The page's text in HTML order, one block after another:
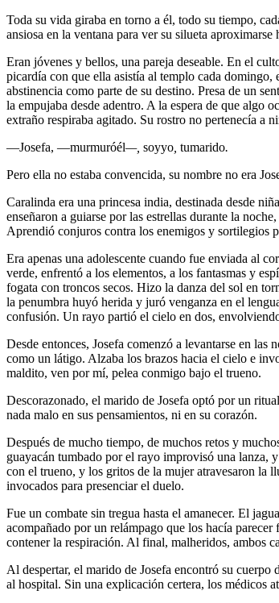
Toda su vida giraba en torno a él, todo su tiempo,
ansiosa en la ventana para ver su silueta
Eran jóvenes y bellos, una pareja deseable. En el
picardía con que ella asistía al templo cada
abstinencia como parte de su destino. Presa de un
la empujaba desde adentro. A la espera de que algo
extraño respiraba agitado. Su rostro no pertenecía a
—Josefa, —murmuróél—, soyyo tumarido.
Pero ella no estaba convencida, su nombre no era
Caralinda era una princesa india, destinada desde
enseñaron a guiarse por las estrellas durante la
Aprendió conjuros contra los enemigos y sortilegios
Era apenas una adolescente cuando fue enviada al
verde, enfrentó a los elementos, a los fantasmas y
fogata con troncos secos. Hizo la danza del sol en
la penumbra huyó herida y juró venganza en el
confusión. Un rayo partió el cielo en dos,
Desde entonces, Josefa comenzó a levantarse en
como un látigo. Alzaba los brazos hacia el cielo e
maldito, ven por mí, pelea conmigo bajo el trueno.
Descorazonado, el marido de Josefa optó por un
nada malo en sus pensamientos, ni en su corazón.
Después de mucho tiempo, de muchos retos y
guayacán tumbado por el rayo improvisó una lanza,
con el trueno, y los gritos de la mujer atravesaron la
invocados para presenciar el duelo.
Fue un combate sin tregua hasta el amanecer. El
acompañado por un relámpago que los hacía
contener la respiración. Al final, malheridos, ambos
Al despertar, el marido de Josefa encontró su
al hospital. Sin una explicación certera, los médicos